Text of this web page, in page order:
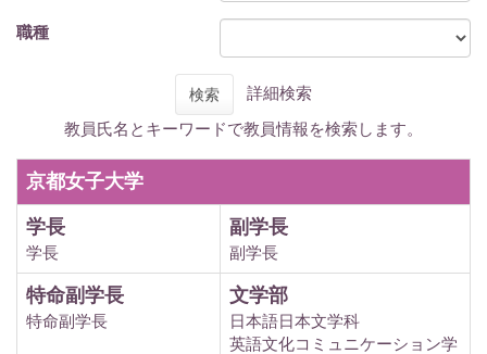
職種
検索
詳細検索
教員氏名とキーワードで教員情報を検索します。
京都女子大学
学長
学長
副学長
副学長
特命副学長
特命副学長
文学部
日本語日本文学科
英語文化コミュニケーション学